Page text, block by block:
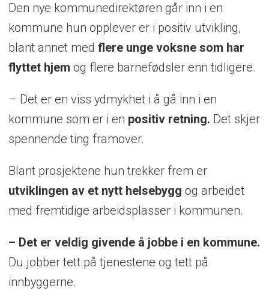
Den nye kommunedirektøren går inn i en
kommune hun opplever er i positiv utvikling,
blant annet med flere unge voksne som har
flyttet hjem og flere barnefødsler enn tidligere.
– Det er en viss ydmykhet i å gå inn i en
kommune som er i en positiv retning. Det skjer
spennende ting framover.
Blant prosjektene hun trekker frem er
utviklingen av et nytt helsebygg og arbeidet
med fremtidige arbeidsplasser i kommunen.
– Det er veldig givende å jobbe i en kommune.
Du jobber tett på tjenestene og tett på
innbyggerne.